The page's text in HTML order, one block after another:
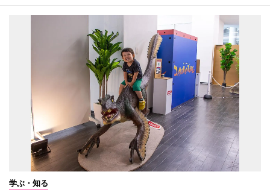
学ぶ・知る